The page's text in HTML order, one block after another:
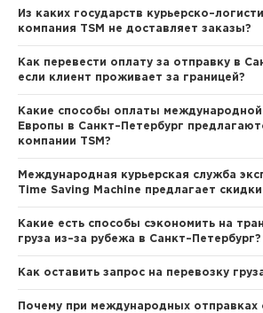
Из каких государств
компания TSM не доставляет заказы?
Как перевести оплату за отправку в
если клиент проживает за границей?
Какие способы оплаты международной
Европы в Санкт–Петербург
компании TSM?
Международная курьерская служба
Time Saving Machine предлагает
Какие есть способы сэкономить на
груза из–за рубежа в Санкт–Петербург?
Как оставить запрос на перевозку
Почему при международных отправках